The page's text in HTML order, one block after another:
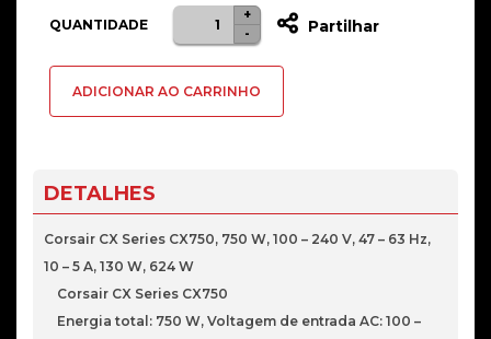
QUANTIDADE
Quantidade
de
Corsair
Bronze
-
+
Partilhar
ADICIONAR AO CARRINHO
DETALHES
Corsair CX Series CX750, 750 W, 100 – 240 V, 47 – 63 Hz,
10 – 5 A, 130 W, 624 W
Corsair CX Series CX750
Energia total: 750 W, Voltagem de entrada AC: 100 –